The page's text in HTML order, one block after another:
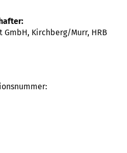
GmbH, Kirchberg/Murr, HRB